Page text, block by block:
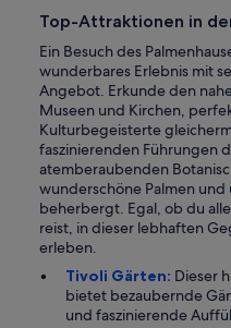
Top-Attraktionen in
Ein Besuch des
wunderbares Erlebnis mit
Angebot. Erkunde den
Museen und Kirchen,
Kulturbegeisterte
faszinierenden Führungen
atemberaubenden
wunderschöne Palmen
beherbergt. Egal, ob du
reist, in dieser lebhaften
erleben.
Tivoli Gärten: Dieser
bietet bezaubernde
und faszinierende